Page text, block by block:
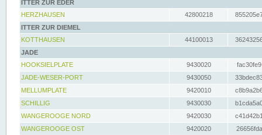
ITTER ZUR EDER
HERZHAUSEN
42800218
ITTER ZUR DIEMEL
KOTTHAUSEN
44100013
JADE
HOOKSIELPLATE
9430020
JADE-WESER-PORT
9430050
MELLUMPLATE
9420010
SCHILLIG
9430030
WANGEROOGE NORD
9420030
WANGEROOGE OST
9420020